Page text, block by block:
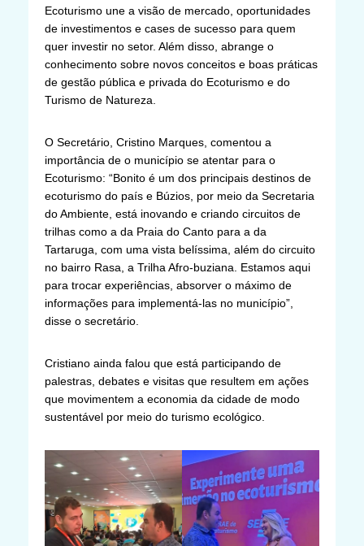
Ecoturismo une a visão de mercado, oportunidades
de investimentos e cases de sucesso para quem
quer investir no setor. Além disso, abrange o
conhecimento sobre novos conceitos e boas práticas
de gestão pública e privada do Ecoturismo e do
Turismo de Natureza.
O Secretário, Cristino Marques, comentou a
importância de o município se atentar para o
Ecoturismo: “Bonito é um dos principais destinos de
ecoturismo do país e Búzios, por meio da Secretaria
do Ambiente, está inovando e criando circuitos de
trilhas como a da Praia do Canto para a da
Tartaruga, com uma vista belíssima, além do circuito
no bairro Rasa, a Trilha Afro-buziana. Estamos aqui
para trocar experiências, absorver o máximo de
informações para implementá-las no município”,
disse o secretário.
Cristiano ainda falou que está participando de
palestras, debates e visitas que resultem em ações
que movimentem a economia da cidade de modo
sustentável por meio do turismo ecológico.